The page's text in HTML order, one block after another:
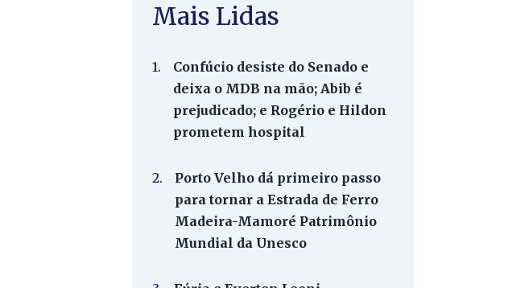
Mais Lidas
1.
Confúcio desiste do Senado e
deixa o MDB na mão; Abib é
prejudicado; e Rogério e Hildon
prometem hospital
2.
Porto Velho dá primeiro passo
para tornar a Estrada de Ferro
Madeira-Mamoré Patrimônio
Mundial da Unesco